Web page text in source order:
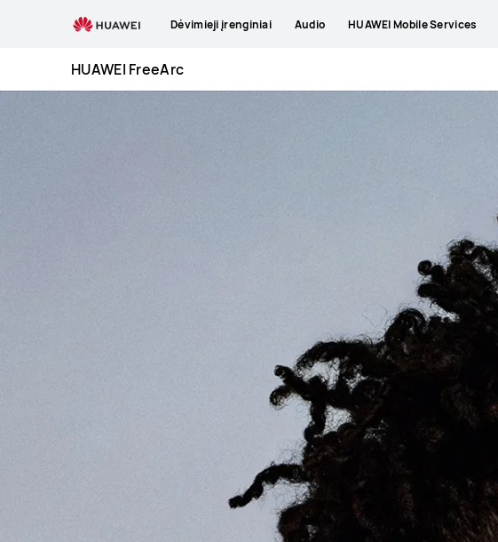
Dėvimieji įrenginiai Audio HUAWEI Mobile Services
HUAWEI FreeArc